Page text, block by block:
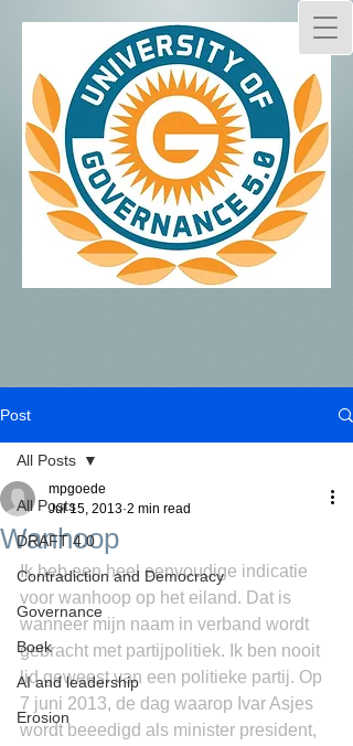
Post
All Posts
DRAFT 4.0
Contradiction and Democracy
Governance
Boek
AI and leadership
Erosion
All Posts
Wanhoop
mpgoede
Jul 15, 2013 2 min read
Ik heb een heel eenvoudige indicatie
voor wanhoop op het eiland. Dat is
wanneer mijn naam in verband wordt
gebracht met partijpolitiek. Ik ben nooit
lid geweest van een politieke partij. Op
7 juni 2013, de dag waarop Ivar Asjes
wordt beeedigd als minister president,